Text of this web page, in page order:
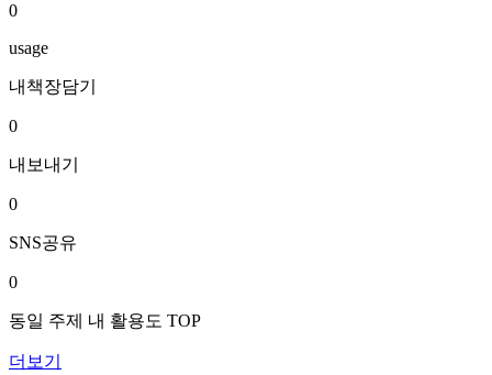
0
usage
내책장담기
0
내보내기
0
SNS공유
0
동일 주제 내 활용도 TOP
더보기